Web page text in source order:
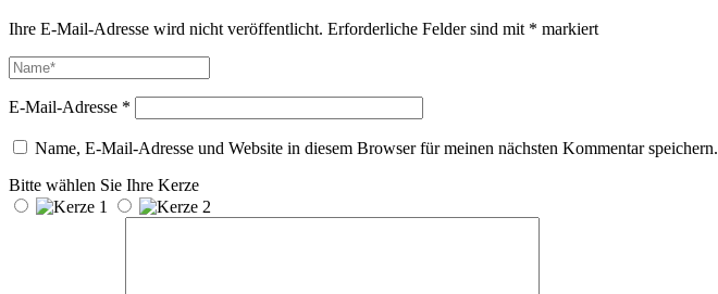
Ihre E-Mail-Adresse wird nicht veröffentlicht. Erforderliche Felder sind mit * markiert
E-Mail-Adresse *
Name, E-Mail-Adresse und Website in diesem Browser für meinen nächsten Kommentar speichern.
Bitte wählen Sie Ihre Kerze